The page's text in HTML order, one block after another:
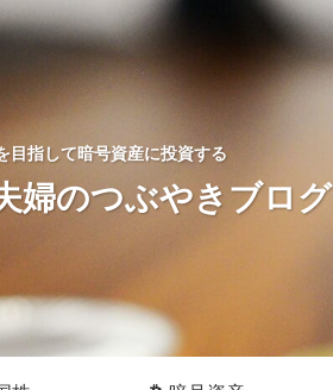
目指して暗号資産に投資する
婦のつぶやきブログ